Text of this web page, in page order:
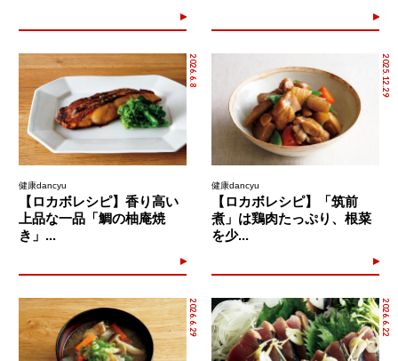
2026.6.8
健康dancyu
【ロカボレシピ】香り高い
上品な一品「鯛の柚庵焼
き」...
2025.12.29
健康dancyu
【ロカボレシピ】「筑前
煮」は鶏肉たっぷり、根菜
を少...
2026.6.29 2026.6.22